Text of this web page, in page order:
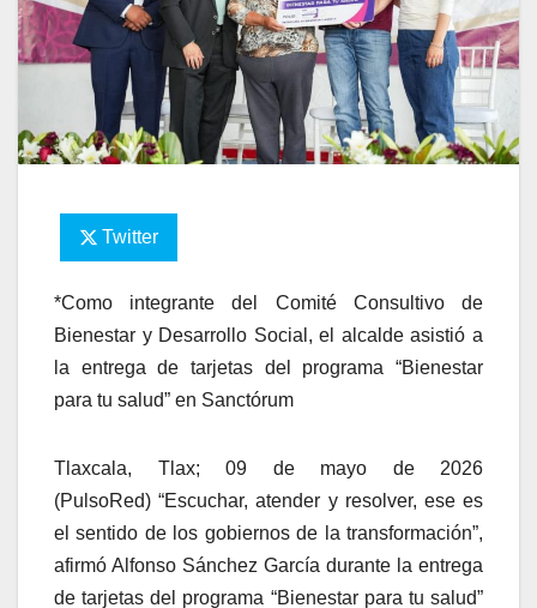
Twitter
*Como integrante del Comité Consultivo de
Bienestar y Desarrollo Social, el alcalde asistió a
la entrega de tarjetas del programa “Bienestar
para tu salud” en Sanctórum
Tlaxcala, Tlax; 09 de mayo de 2026
(PulsoRed) “Escuchar, atender y resolver, ese es
el sentido de los gobiernos de la transformación”,
afirmó Alfonso Sánchez García durante la entrega
de tarjetas del programa “Bienestar para tu salud”